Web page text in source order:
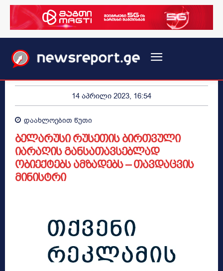
14 აპრილი 2023, 16:54
დაახლოებით წუთი
ბელარუსი რუსეთის ბირთვული
იარაღის განსათავსებლად
ობიექტებს ამზადებს – თავდაცვის
მინისტრი